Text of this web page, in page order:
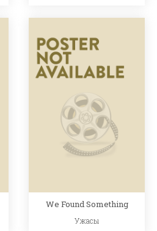
We Found Something
Ужасы